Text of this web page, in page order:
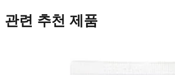
관련 추천 제품